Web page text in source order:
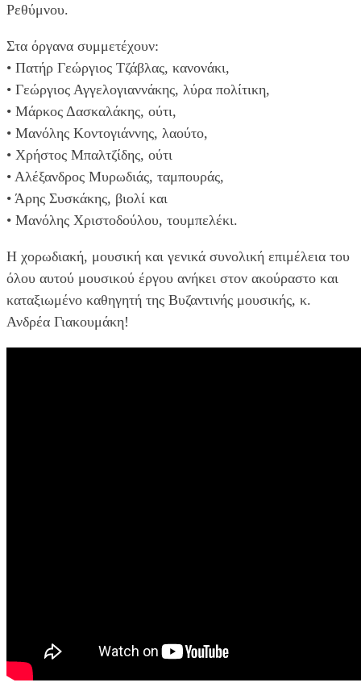
Ρεθύμνου.
Στα όργανα συμμετέχουν:
• Πατήρ Γεώργιος Τζάβλας, κανονάκι,
• Γεώργιος Αγγελογιαννάκης, λύρα πολίτικη,
• Μάρκος Δασκαλάκης, ούτι,
• Μανόλης Κοντογιάννης, λαούτο,
• Χρήστος Μπαλτζίδης, ούτι
• Αλέξανδρος Μυρωδιάς, ταμπουράς,
• Άρης Συσκάκης, βιολί και
• Μανόλης Χριστοδούλου, τουμπελέκι.
Η χορωδιακή, μουσική και γενικά συνολική επιμέλεια του
όλου αυτού μουσικού έργου ανήκει στον ακούραστο και
καταξιωμένο καθηγητή της Βυζαντινής μουσικής, κ.
Ανδρέα Γιακουμάκη!